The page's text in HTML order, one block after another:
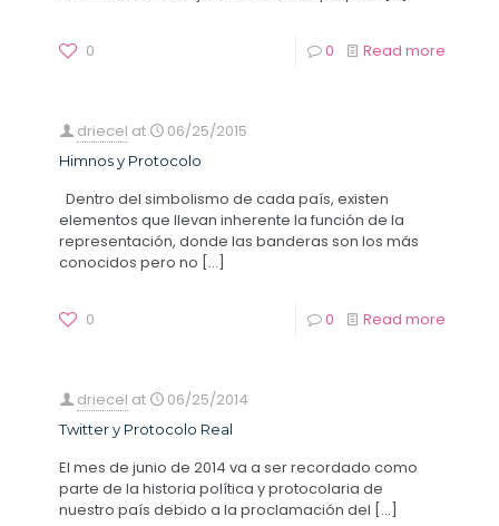
0 0 Read more
driecel at 06/25/2015
Himnos y Protocolo
Dentro del simbolismo de cada país, existen
elementos que llevan inherente la función de la
representación, donde las banderas son los más
conocidos pero no […]
0 0 Read more
driecel at 06/25/2014
Twitter y Protocolo Real
El mes de junio de 2014 va a ser recordado como
parte de la historia política y protocolaria de
nuestro país debido a la proclamación del […]